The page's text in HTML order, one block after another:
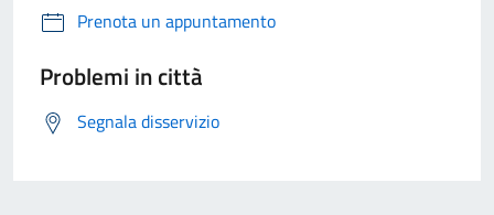
Prenota un appuntamento
Problemi in città
Segnala disservizio